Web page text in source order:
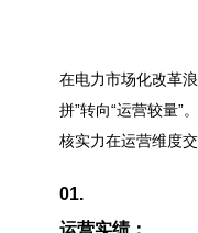
在电力市场化改革
拼”转向“运营较量”
核实力在运营维度
01.
运营实绩：